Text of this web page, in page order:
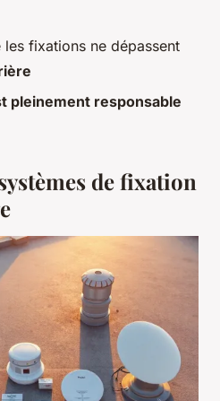
les fixations ne dépassent
pleinement responsable
de fixation